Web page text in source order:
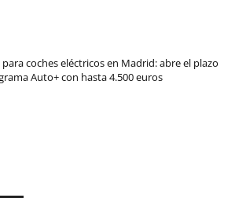
coches eléctricos en Madrid: abre el plazo
Auto+ con hasta 4.500 euros